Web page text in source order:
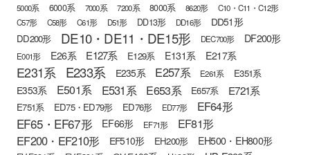
5000系 6000系 7000系 7200系 8000系 8620形
C10・C11・C12形
C57形
C58形 C61形 D51形 DD13形 DD16形 DD51形
DD200形 DE10・DE11・DE15形 DEC700形 DF200形
E001形 E26系 E127系 E129系 E131系 E217系
E231系 E233系 E235系 E257系 E261系 E351系
E353系 E501系 E531系 E653系 E657系 E721系
E751系 ED75・ED79形 ED76形 ED77形 EF64形
EF65・EF67形 EF66形 EF71形
EF81形
EF200・EF210形
EF510形 EH200形 EH500・EH800形